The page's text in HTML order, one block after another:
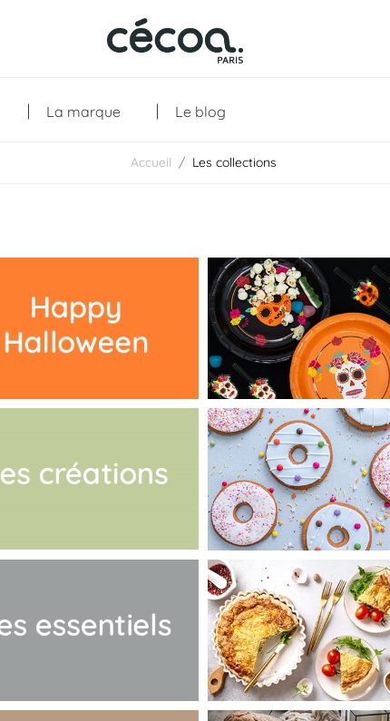
Les créations Les essentiels
Black basique Initiale
La marque Le blog
Accueil Les collections